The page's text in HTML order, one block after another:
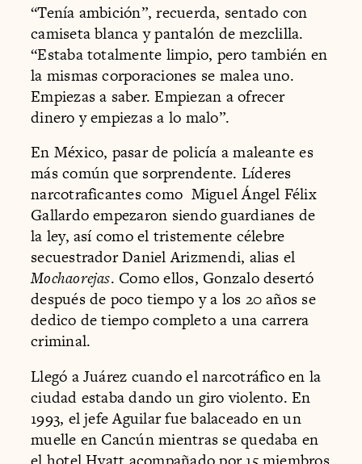
“Tenía ambición”, recuerda, sentado con
camiseta blanca y pantalón de mezclilla.
“Estaba totalmente limpio, pero también en
la mismas corporaciones se malea uno.
Empiezas a saber. Empiezan a ofrecer
dinero y empiezas a lo malo”.
En México, pasar de policía a maleante es
más común que sorprendente. Líderes
narcotraficantes como Miguel Ángel Félix
Gallardo empezaron siendo guardianes de
la ley, así como el tristemente célebre
secuestrador Daniel Arizmendi, alias el
Mochaorejas. Como ellos, Gonzalo desertó
después de poco tiempo y a los 20 años se
dedico de tiempo completo a una carrera
criminal.
Llegó a Juárez cuando el narcotráfico en la
ciudad estaba dando un giro violento. En
1993, el jefe Aguilar fue balaceado en un
muelle en Cancún mientras se quedaba en